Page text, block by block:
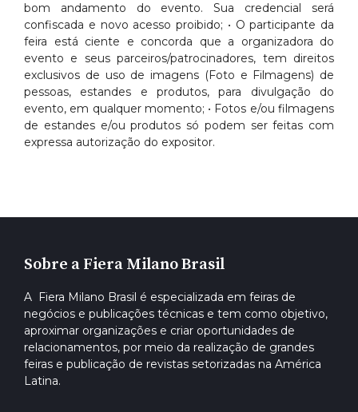
bom andamento do evento. Sua credencial será
confiscada e novo acesso proibido; • O participante da
feira está ciente e concorda que a organizadora do
evento e seus parceiros/patrocinadores, tem direitos
exclusivos de uso de imagens (Foto e Filmagens) de
pessoas, estandes e produtos, para divulgação do
evento, em qualquer momento; • Fotos e/ou filmagens
de estandes e/ou produtos só podem ser feitas com
expressa autorização do expositor.
Sobre a Fiera Milano Brasil
A Fiera Milano Brasil é especializada em feiras de
negócios e publicações técnicas e tem como objetivo,
aproximar organizações e criar oportunidades de
relacionamentos, por meio da realização de grandes
feiras e publicação de revistas setorizadas na América
Latina.